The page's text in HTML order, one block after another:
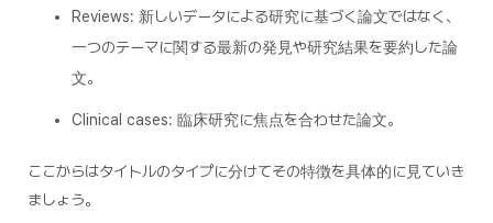
Reviews: 新しいデータによる研究に基づく論文ではなく、
一つのテーマに関する最新の発見や研究結果を要約した論
文。
Clinical cases: 臨床研究に焦点を合わせた論文。
ここからはタイトルのタイプに分けてその特徴を具体的に見ていき
ましょう。